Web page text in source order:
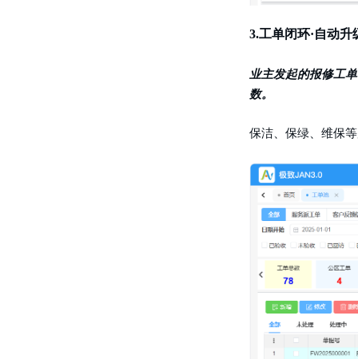
3.工单闭环·自动升
业主发起的报修工
数。
保洁、保绿、维保